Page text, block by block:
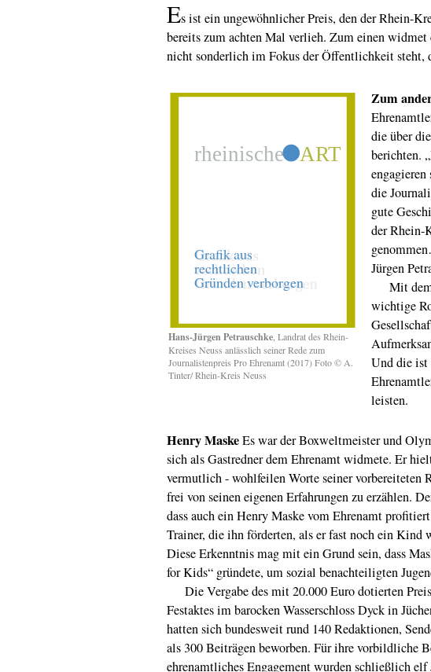
Es ist ein ungewöhnlicher Preis, den der Rhein-
bereits zum achten Mal verlieh. Zum einen widmet
nicht sonderlich im Fokus der Öffentlichkeit steht,
Hans-Jürgen Petrauschke , Landrat des Rhein-
Kreises Neuss anlässlich seiner Rede zum
Journalistenpreis Pro Ehrenamt (2017) Foto © A.
Tinter/ Rhein-Kreis Neuss
Zum
die über
berichten.
die
gute
der Rhein-
Jürgen
Mit dem
wichtige
Und die
leisten.
Henry MaskeEs war der Boxweltmeister und
sich als Gastredner dem Ehrenamt widmete. Er
vermutlich - wohlfeilen Worte seiner vorbereiteten
frei von seinen eigenen Erfahrungen zu erzählen.
dass auch ein Henry Maske vom Ehrenamt
Trainer, die ihn förderten, als er fast noch ein Kind
Diese Erkenntnis mag mit ein Grund sein, dass
for Kids“ gründete, um sozial benachteiligten
Die Vergabe des mit 20.000 Euro dotierten
Festaktes im barocken Wasserschloss Dyck in
hatten sich bundesweit rund 140 Redaktionen,
als 300 Beiträgen beworben. Für ihre vorbildliche
ehrenamtliches Engagement wurden schließlich